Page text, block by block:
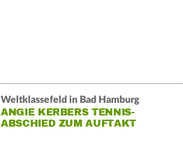
Weltklassefeld in Bad Hamburg
ANGIE KERBERS TENNIS-
ABSCHIED ZUM AUFTAKT